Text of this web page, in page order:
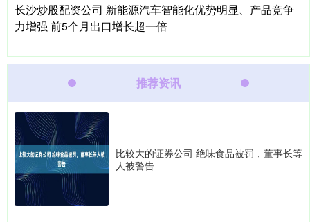
长沙炒股配资公司 新能源汽车智能化优势明显、产品竞争
力增强 前5个月出口增长超一倍
推荐资讯
比较大的证券公司 绝味食品被罚，董事长等
人被警告